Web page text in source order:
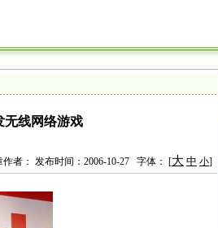
无线网络游戏
作者： 发布时间：2006-10-27 字体： [大 中 小]